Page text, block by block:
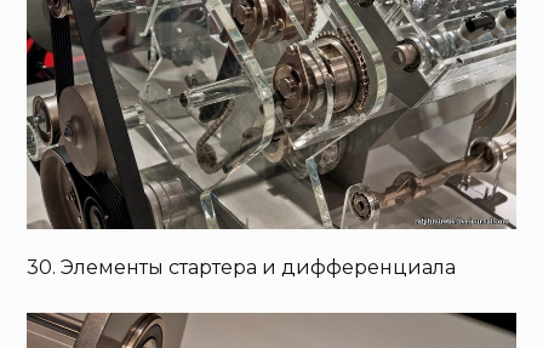
30. Элементы стартера и дифференциала